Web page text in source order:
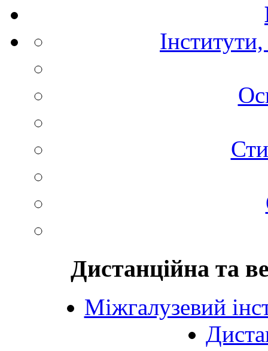
Дистанційна та
Міжгалузевий